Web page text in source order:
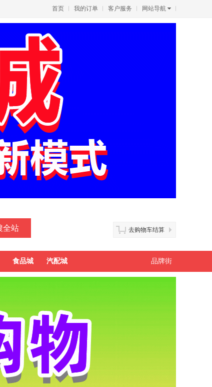
首页 我的订单 客户服务 网站导航
去购物车结算
食品城 汽配城 品牌街